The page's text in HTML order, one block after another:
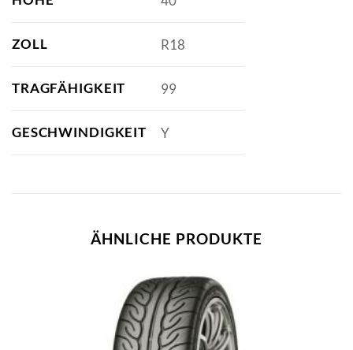
ZOLL R18
TRAGFÄHIGKEIT 99
GESCHWINDIGKEIT Y
ÄHNLICHE PRODUKTE